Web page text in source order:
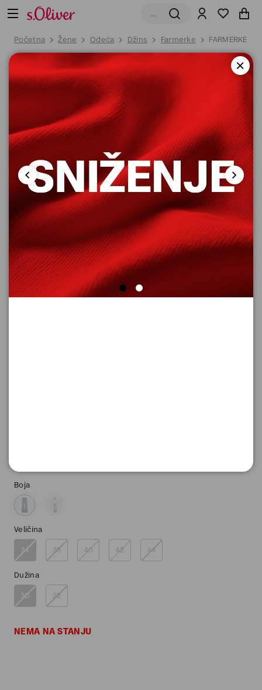
Početna Žene Odeća Džins Farmerke FARMERKE
Boja
Veličina
34 38 40 42 44
Dužina
30 32
NEMA NA STANJU